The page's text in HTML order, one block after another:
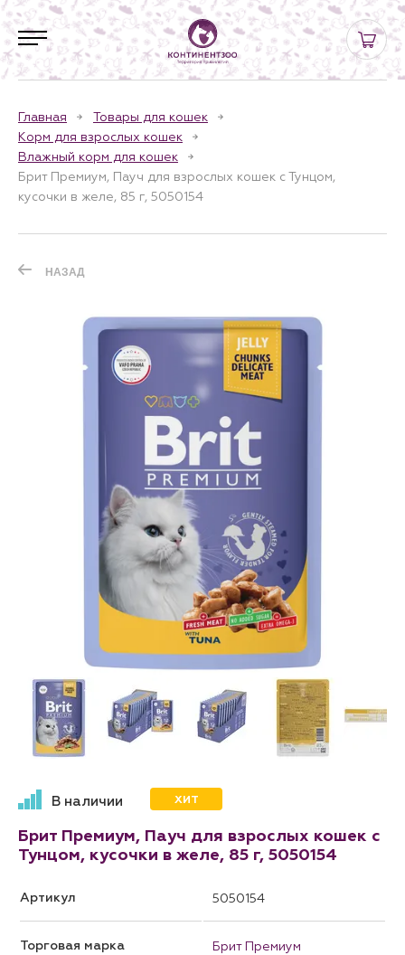
Главная
Товары для кошек
Корм для взрослых кошек
Влажный корм для кошек
Брит Премиум, Пауч для взрослых кошек с Тунцом,
кусочки в желе, 85 г, 5050154
НАЗАД
В наличии ХИТ
Брит Премиум, Пауч для взрослых кошек с
Тунцом, кусочки в желе, 85 г, 5050154
Артикул 5050154
Торговая марка Брит Премиум